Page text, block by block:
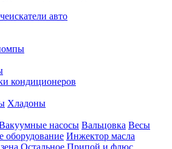
авто
кондиционеров
Хладоны
насосы Вальцовка Весы
оборудование Инжектор масла
Остальное Припой и флюс